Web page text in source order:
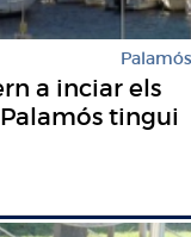
Palamós
a inciar els
tingui